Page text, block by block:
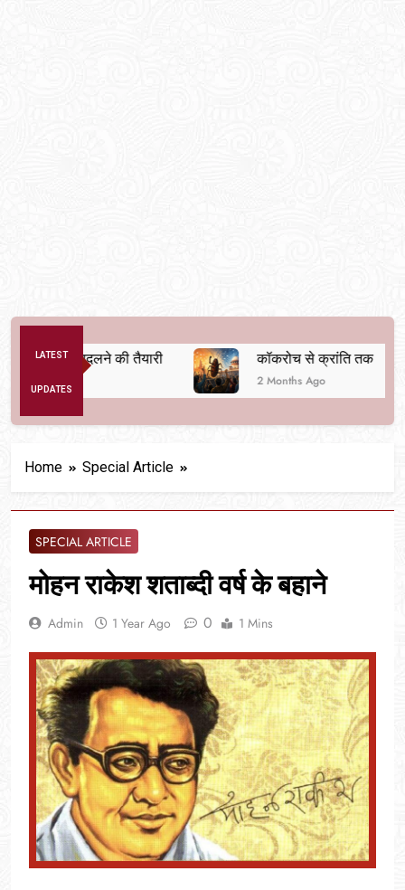
LATEST
UPDATES
बदलने की तैयारी कॉकरोच से क्रांति तक
2 Months Ago
Home Special Article
SPECIAL ARTICLE
मोहन राकेश शताब्दी वर्ष के बहाने
Admin 1 Year Ago 0 1 Mins